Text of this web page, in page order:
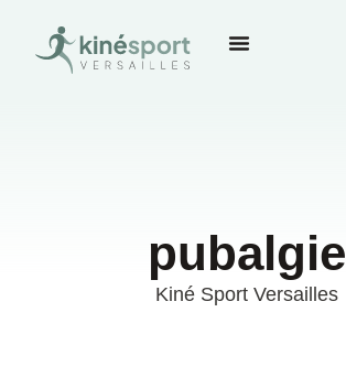
pubalgie
Kiné Sport Versailles